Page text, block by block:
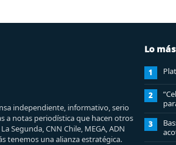
independiente, informativo, serio
a notas periodística que hacen otros
Segunda, CNN Chile, MEGA, ADN
tenemos una alianza estratégica.
Lo
1
2
3